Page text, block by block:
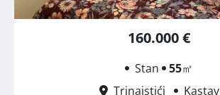
160.000 €
Stan 55㎡
Trinajstići
Kastav